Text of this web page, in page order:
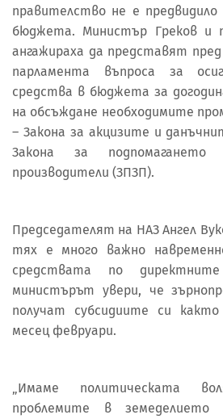
правителство не е
бюджета. Министър Греков и
ангажираха да представят
парламента въпроса за
средства в бюджета за
на обсъждане необходимите
– Закона за акцизите и
Закона за подпомагането
производители (ЗПЗП).
Председателят на НАЗ Ангел
тях е много важно
средствата по
министърът увери, че
получат субсидиите си както
месец февруари.
„Имаме политическата
проблемите в